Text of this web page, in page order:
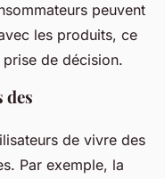
peuvent
les produits, ce
de décision.
des
de vivre des
Par exemple, la